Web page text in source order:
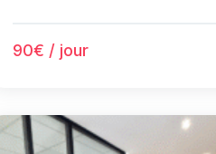
90€ / jour